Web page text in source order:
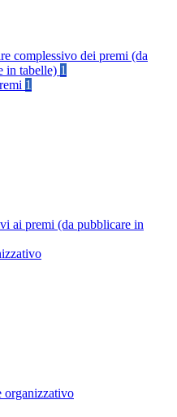
complessivo dei premi (da
in tabelle) 1
1
ai premi (da pubblicare in
organizzativo